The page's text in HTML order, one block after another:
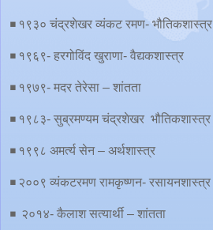
◾️१९३० चंद्रशेखर व्यंकट रमण- भौतिकशास्त्र
◾️१९६९- हरगोविंद खुराणा- वैद्यकशास्त्र
◾️१९७९- मदर तेरेसा – शांतता
◾️१९८३- सुब्रमण्यम चंद्रशेखर भौतिकशास्त्र
◾️१९९८ अमर्त्य सेन – अर्थशास्त्र
◾️२००९ व्यंकटरमण रामकृष्णन- रसायनशास्त्र
◾️ २०१४- कैलाश सत्यार्थी – शांतता